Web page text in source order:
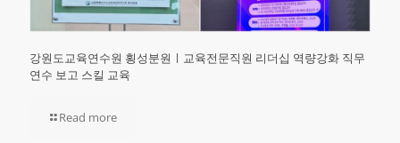
강원도교육연수원 횡성분원ㅣ교육전문직원 리더십 역량강화 직무
연수 보고 스킬 교육
Read more